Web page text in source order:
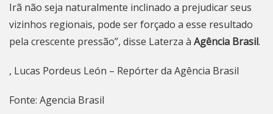
Irã não seja naturalmente inclinado a prejudicar seus
vizinhos regionais, pode ser forçado a esse resultado
pela crescente pressão”, disse Laterza à Agência Brasil.
, Lucas Pordeus León – Repórter da Agência Brasil
Fonte: Agencia Brasil